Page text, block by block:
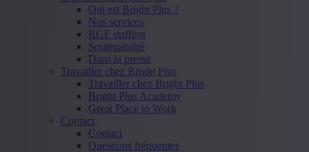
Qui est Bright Plus ?
Nos services
RGF staffing
Soutenabilité
Dans la presse
Travailler chez Bright Plus
Travailler chez Bright Plus
Bright Plus Academy
Great Place to Work
Contact
Contact
Questions fréquentes